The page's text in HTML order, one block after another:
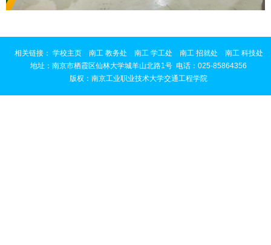
相关链接： 学校主页 南工 教务处 南工 学工处 南工 招就处
南工 科技处
地址：南京市栖霞区仙林大学城羊山北路1号 电话：025-85864356
版权：南京工业职业技术大学交通工程学院